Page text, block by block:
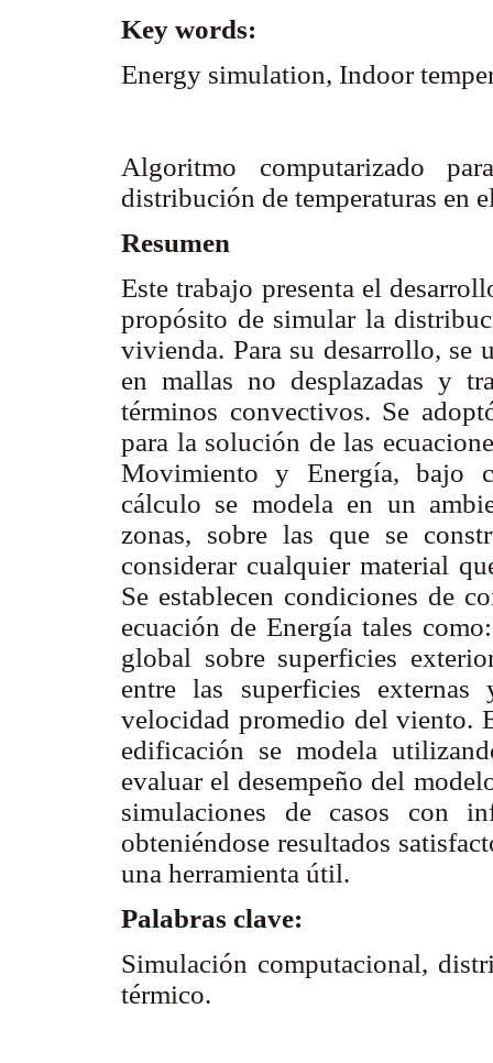
Key words:
Energy simulation, Indoor
Algoritmo computarizado
distribución de temperaturas en
Resumen
Este trabajo presenta el
propósito de simular la
vivienda. Para su desarrollo,
en mallas no desplazadas y
términos convectivos. Se
para la solución de las
Movimiento y Energía, bajo
cálculo se modela en un
zonas, sobre las que se
considerar cualquier material
Se establecen condiciones de
ecuación de Energía tales
global sobre superficies
entre las superficies
velocidad promedio del viento.
edificación se modela
evaluar el desempeño del
simulaciones de casos con
obteniéndose resultados
una herramienta útil.
Palabras clave:
Simulación computacional,
térmico.